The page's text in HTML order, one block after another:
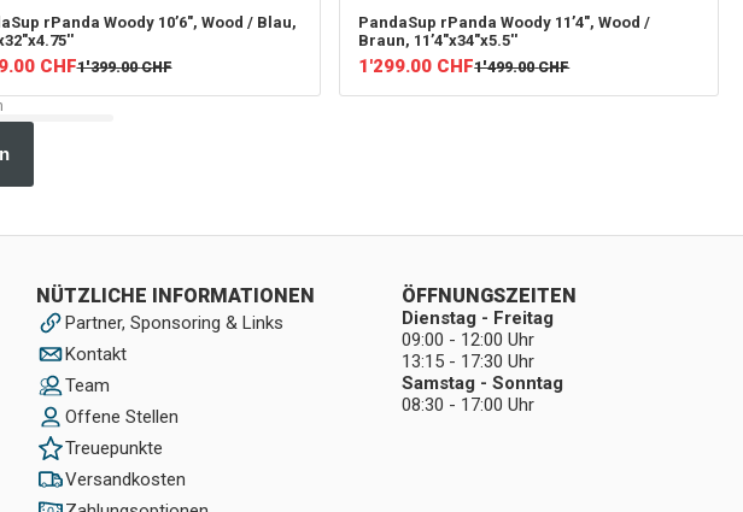
rPanda Woody 10’6", Wood / Blau,
CHF1'399.00 CHF
PandaSup rPanda Woody 11’4", Wood /
Braun, 11’4"x34"x5.5''
1'299.00 CHF1'499.00 CHF
NÜTZLICHE INFORMATIONEN
Partner, Sponsoring & Links
Kontakt
Team
Offene Stellen
Treuepunkte
Versandkosten
ÖFFNUNGSZEITEN
Dienstag - Freitag
09:00 - 12:00 Uhr
13:15 - 17:30 Uhr
Samstag - Sonntag
08:30 - 17:00 Uhr